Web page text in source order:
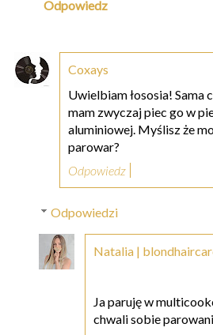
Odpowiedz
Coxays
Uwielbiam łososia! Sama
mam zwyczaj piec go w
aluminiowej. Myślisz że
parowar?
Odpowiedz
Odpowiedzi
Natalia |
Ja paruję w
chwali sobie